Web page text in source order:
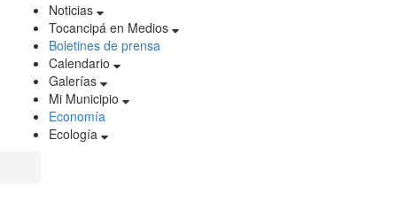
Noticias
Tocancipá en Medios
Boletines de prensa
Calendario
Galerías
Mi Municipio
Economía
Ecología